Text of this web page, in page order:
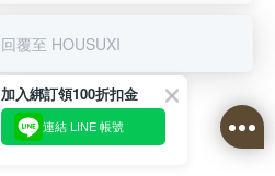
回覆至 HOUSUXI
加入綁訂領100折扣金
連結 LINE 帳號